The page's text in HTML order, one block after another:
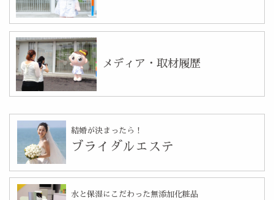
メディア・取材履歴
結婚が決まったら！
ブライダルエステ
水と保湿にこだわった無添加化粧品